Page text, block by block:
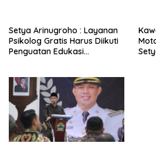
Setya Arinugroho : Layanan
Psikolog Gratis Harus Diikuti
Penguatan Edukasi